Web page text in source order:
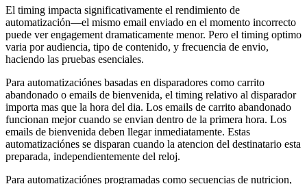
El timing impacta significativamente el rendimiento de
automatización—el mismo email enviado en el momento incorrecto
puede ver engagement dramaticamente menor. Pero el timing optimo
varia por audiencia, tipo de contenido, y frecuencia de envio,
haciendo las pruebas esenciales.
Para automatizaciónes basadas en disparadores como carrito
abandonado o emails de bienvenida, el timing relativo al disparador
importa mas que la hora del dia. Los emails de carrito abandonado
funcionan mejor cuando se envian dentro de la primera hora. Los
emails de bienvenida deben llegar inmediatamente. Estas
automatizaciónes se disparan cuando la atencion del destinatario esta
preparada, independientemente del reloj.
Para automatizaciónes programadas como secuencias de nutricion,